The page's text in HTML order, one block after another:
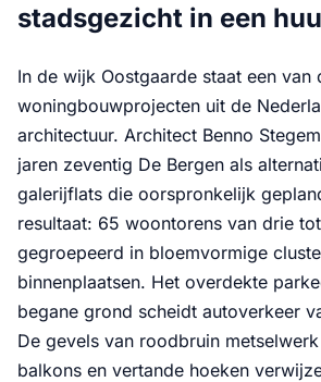
stadsgezicht in een
In de wijk Oostgaarde staat een van
woningbouwprojecten uit de
architectuur. Architect Benno
jaren zeventig De Bergen als
galerijflats die oorspronkelijk
resultaat: 65 woontorens van drie
gegroepeerd in bloemvormige
binnenplaatsen. Het overdekte
begane grond scheidt autoverkeer
De gevels van roodbruin
balkons en vertande hoeken